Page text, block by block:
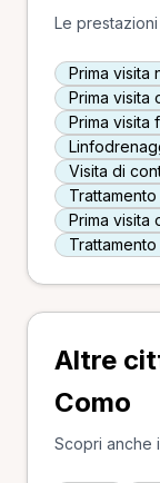
Le
Prima visita
Prima visita
Prima visita
Visita di
Prima visita
Altre
Como
Scopri anche